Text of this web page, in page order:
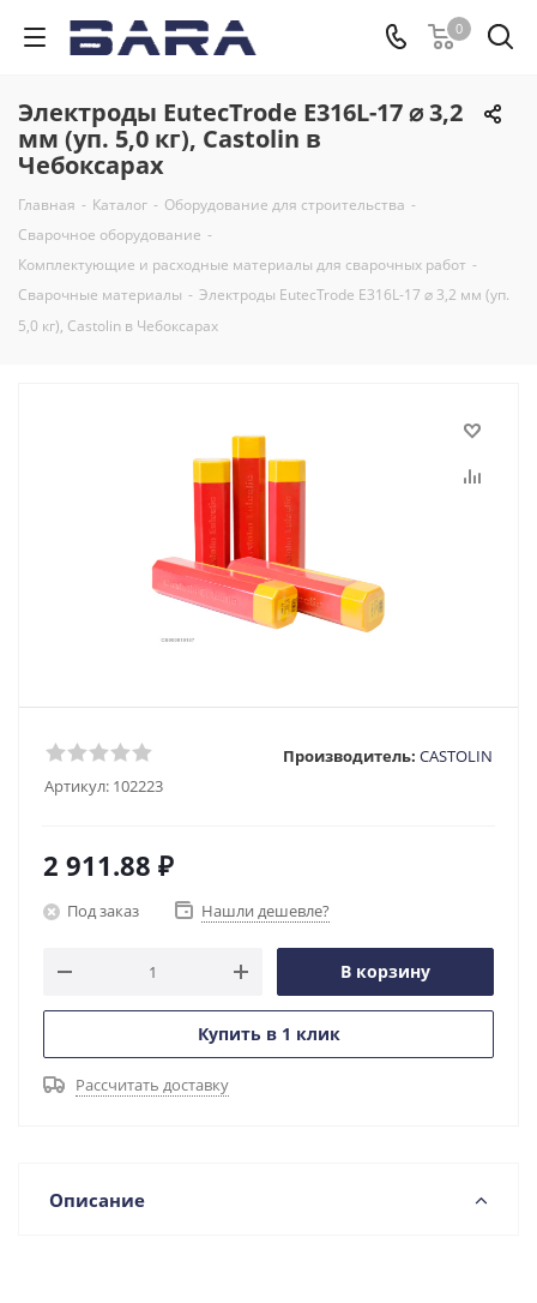
0
Электроды EutecTrode E316L-17 ⌀ 3,2
мм (уп. 5,0 кг), Castolin в
Чебоксарах
Главная - Каталог - Оборудование для строительства -
Сварочное оборудование -
Комплектующие и расходные материалы для сварочных работ -
Сварочные материалы - Электроды EutecTrode E316L-17 ⌀ 3,2 мм (уп.
5,0 кг), Castolin в Чебоксарах
Артикул: 102223
Производитель: CASTOLIN
2 911.88 ₽
Под заказ Нашли дешевле?
В корзину
Купить в 1 клик
Рассчитать доставку
Описание